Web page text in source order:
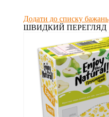
Додати до списку бажань
ШВИДКИЙ ПЕРЕГЛЯД